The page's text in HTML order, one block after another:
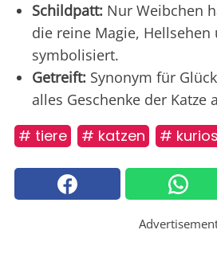
Schildpatt: Nur Weibchen
die reine Magie, Hellsehen
symbolisiert.
Getreift: Synonym für
alles Geschenke der Katze
# tiere # katzen # kurios